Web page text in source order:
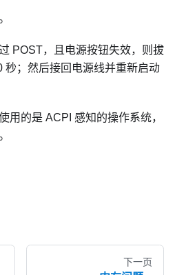
POST，且电源按钮失效，则拔
秒；然后接回电源线并重新启动
用的是 ACPI 感知的操作系统，
下一页